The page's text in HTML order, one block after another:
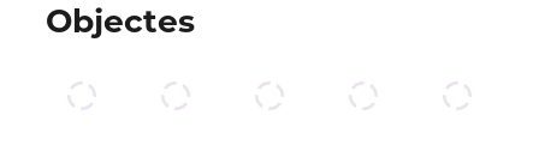
Objectes